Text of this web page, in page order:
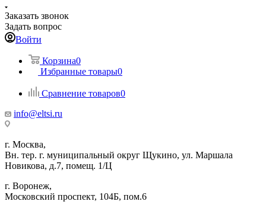
Заказать звонок
Задать вопрос
Войти
Корзина0
Избранные товары0
Сравнение товаров0
info@eltsi.ru
г. Москва,
Вн. тер. г. муниципальный округ Щукино, ул. Маршала
Новикова, д.7, помещ. 1/Ц
г. Воронеж,
​Московский проспект, 104Б, пом.6